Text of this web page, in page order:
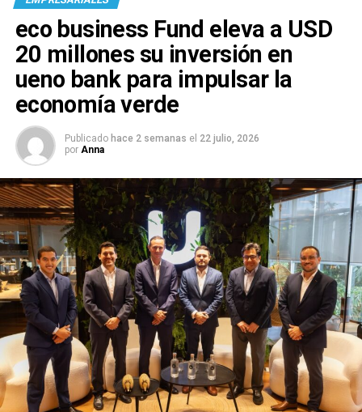
eco business Fund eleva a USD
20 millones su inversión en
ueno bank para impulsar la
economía verde
Publicado hace 2 semanas el 22 julio, 2026
por Anna